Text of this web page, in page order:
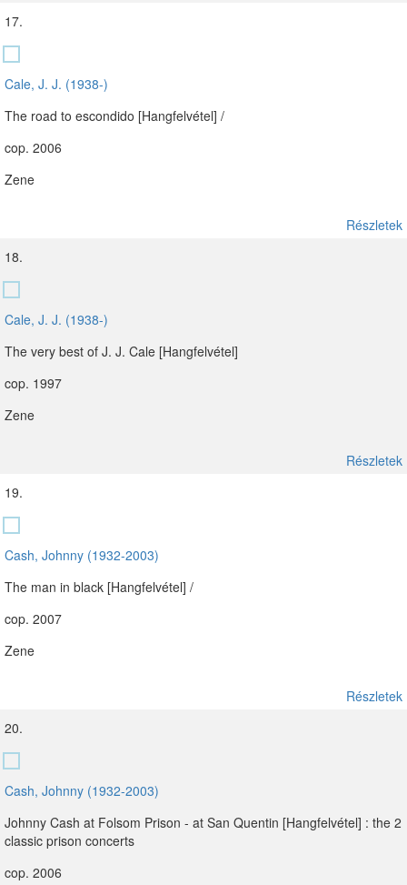
17.
Cale, J. J. (1938-)
The road to escondido [Hangfelvétel] /
cop. 2006
Zene
Részletek
18.
Cale, J. J. (1938-)
The very best of J. J. Cale [Hangfelvétel]
cop. 1997
Zene
Részletek
19.
Cash, Johnny (1932-2003)
The man in black [Hangfelvétel] /
cop. 2007
Zene
Részletek
20.
Cash, Johnny (1932-2003)
Johnny Cash at Folsom Prison - at San Quentin [Hangfelvétel] : the 2
classic prison concerts
cop. 2006